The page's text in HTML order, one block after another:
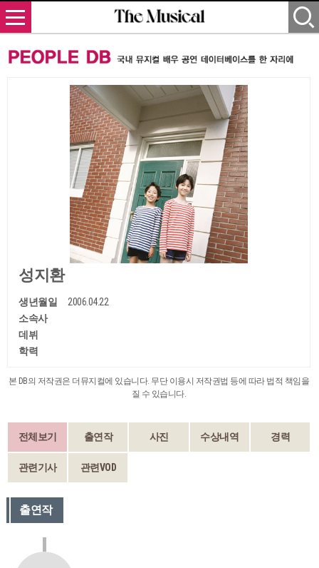
성지환
생년월일
2006.04.22
소속사
데뷔
학력
본 DB의 저작권은 더뮤지컬에 있습니다. 무단 이용시 저작권법 등에 따라 법적 책임을
질 수 있습니다.
전체보기 출연작 사진 수상내역 경력
관련기사 관련VOD
출연작